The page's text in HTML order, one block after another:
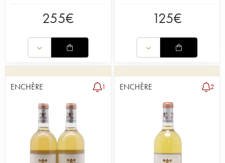
255€ 125€
ENCHÈRE 1 ENCHÈRE 2